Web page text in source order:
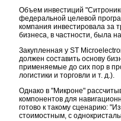
Объем инвестиций
федеральной целевой
компания инвестировала за
бизнеса, в частности, была
Закупленная у ST
должен составить основу
применяемые до сих пор в
логистики и торговли и т. д.).
Однако в "Микроне"
компонентов для
готово к такому сценарию:
стоимостным, с